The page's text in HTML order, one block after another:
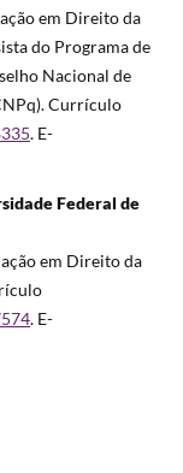
em Direito da
do Programa de
Nacional de
Currículo
. E-
Federal de
em Direito da
. E-